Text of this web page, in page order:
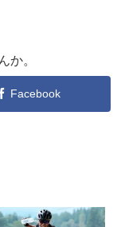
か。
Facebook